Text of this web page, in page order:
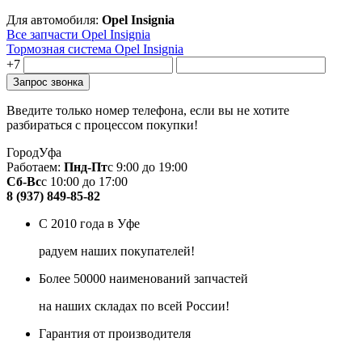
Для автомобиля: Opel Insignia
Все запчасти Opel Insignia
Тормозная система Opel Insignia
+7
Введите только номер телефона, если вы не хотите
разбираться с процессом покупки!
ГородУфа
Работаем: Пнд-Птс 9:00 до 19:00
Сб-Всс 10:00 до 17:00
8 (937) 849-85-82
С 2010 года в Уфе
радуем наших покупателей!
Более 50000 наименований запчастей
на наших складах по всей России!
Гарантия от производителя